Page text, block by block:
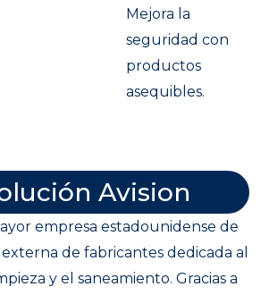
Mejora la
seguridad con
productos
asequibles.
Avision
empresa estadounidense de
de fabricantes dedicada al
y el saneamiento. Gracias a